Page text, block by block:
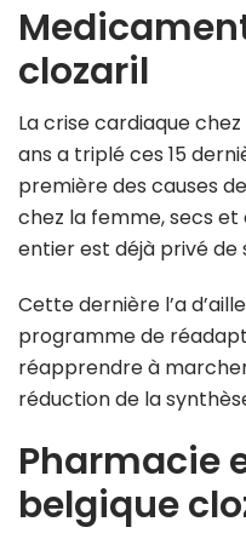
clozaril
La crise cardiaque
ans a triplé ces 15
première des causes
chez la femme, secs
entier est déjà privé de
Cette dernière l’a
programme de
réapprendre à
réduction de la
Pharmacie
belgique